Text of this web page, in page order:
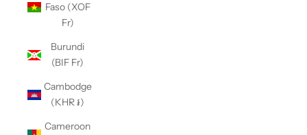
Faso (XOF
Fr)
Burundi
(BIF Fr)
Cambodge
(KHR ៛)
Cameroon